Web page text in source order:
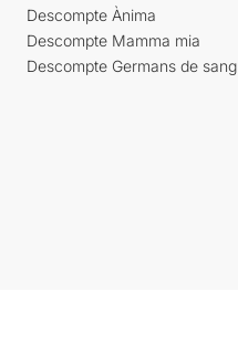
Descompte Ànima
Descompte Mamma mia
Descompte Germans de sang